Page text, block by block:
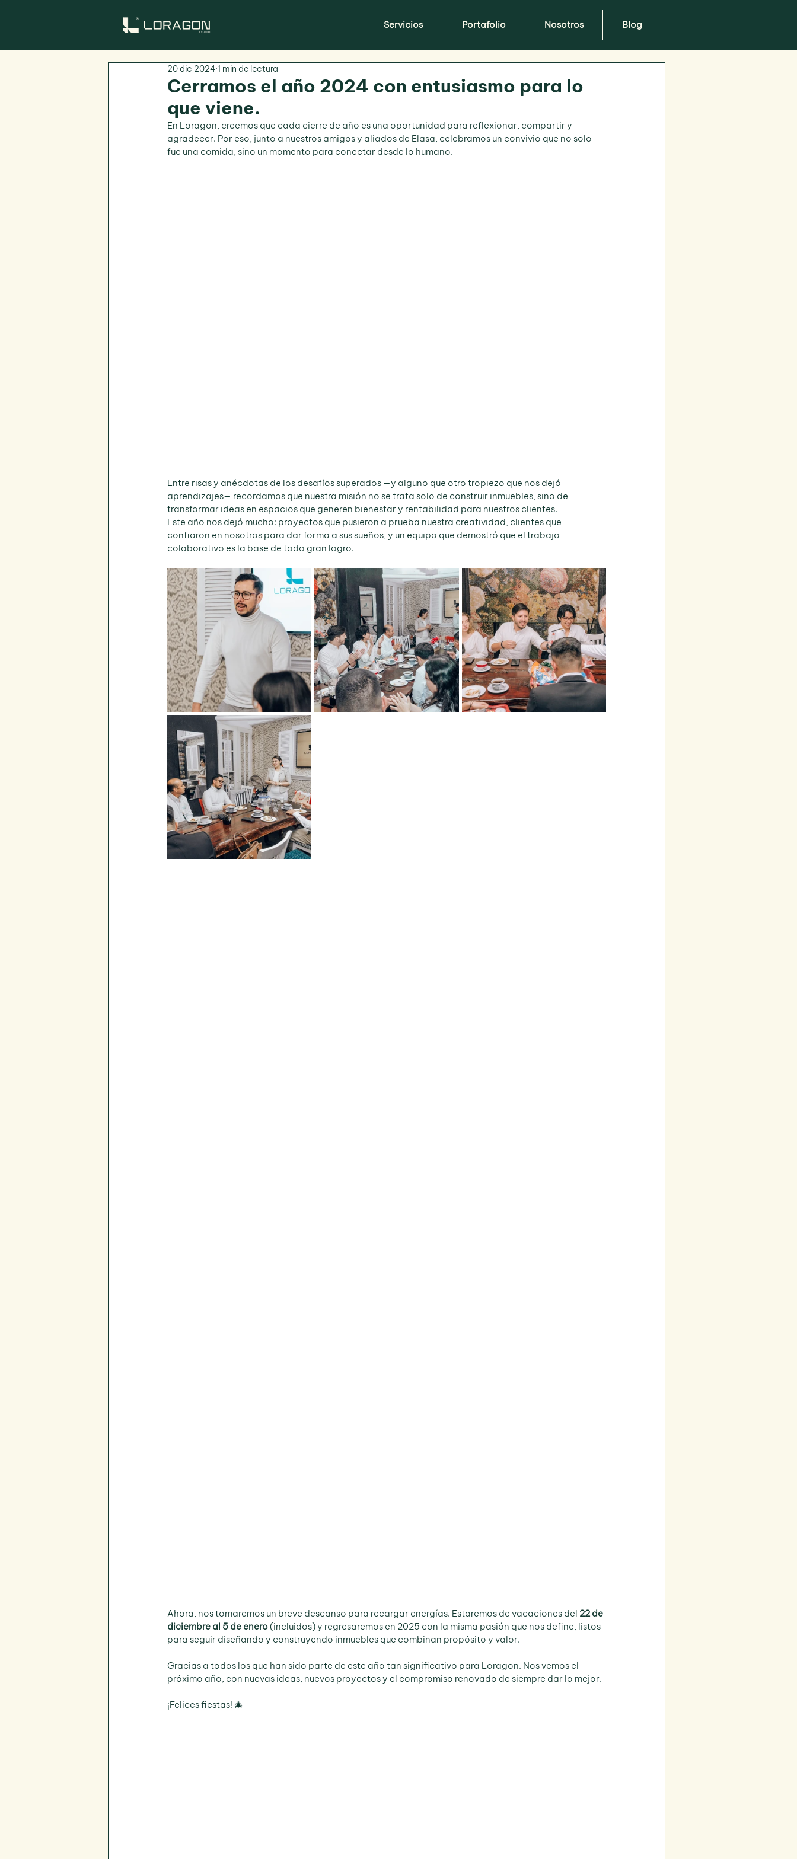
Servicios Portafolio Nosotros Blog
Cerramos el año 2024 con entusiasmo para lo
que viene.
20 dic 2024 1 min de lectura
En Loragon, creemos que cada cierre de año es una oportunidad para reflexionar, compartir y
agradecer. Por eso, junto a nuestros amigos y aliados de Elasa, celebramos un convivio que no solo
fue una comida, sino un momento para conectar desde lo humano.
Entre risas y anécdotas de los desafíos superados —y alguno que otro tropiezo que nos dejó
aprendizajes— recordamos que nuestra misión no se trata solo de construir inmuebles, sino de
transformar ideas en espacios que generen bienestar y rentabilidad para nuestros clientes.
Este año nos dejó mucho: proyectos que pusieron a prueba nuestra creatividad, clientes que
confiaron en nosotros para dar forma a sus sueños, y un equipo que demostró que el trabajo
colaborativo es la base de todo gran logro.
Ahora, nos tomaremos un breve descanso para recargar energías. Estaremos de vacaciones del 22 de
diciembre al 5 de enero (incluidos) y regresaremos en 2025 con la misma pasión que nos define, listos
para seguir diseñando y construyendo inmuebles que combinan propósito y valor.
Gracias a todos los que han sido parte de este año tan significativo para Loragon. Nos vemos el
próximo año, con nuevas ideas, nuevos proyectos y el compromiso renovado de siempre dar lo mejor.
¡Felices fiestas! 🎄